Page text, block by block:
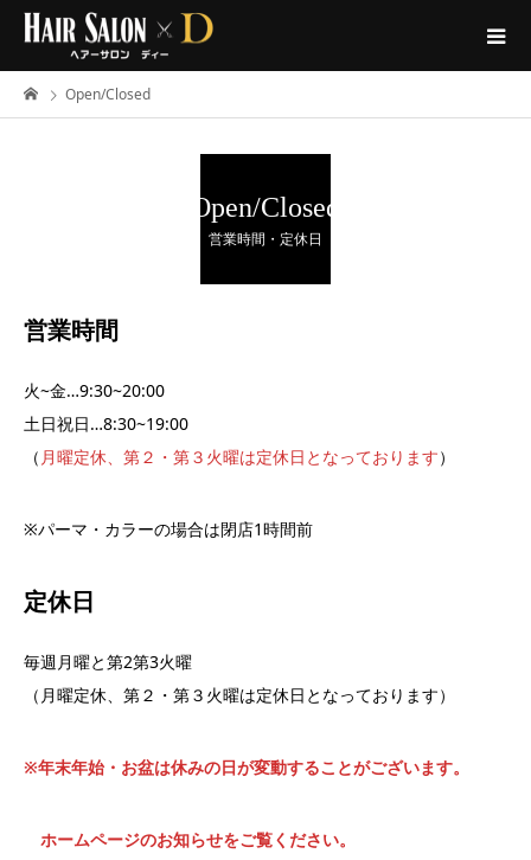
Open/Closed
Open/Closed
営業時間・定休日
営業時間
火~金…9:30~20:00
土日祝日…8:30~19:00
（ 月曜定休、第２・第３火曜は定休日となっております）
※パーマ・カラーの場合は閉店1時間前
定休日
毎週月曜と第2第3火曜
（月曜定休、第２・第３火曜は定休日となっております）
※年末年始・お盆は休みの日が変動することがございます。
ホームページのお知らせをご覧ください。